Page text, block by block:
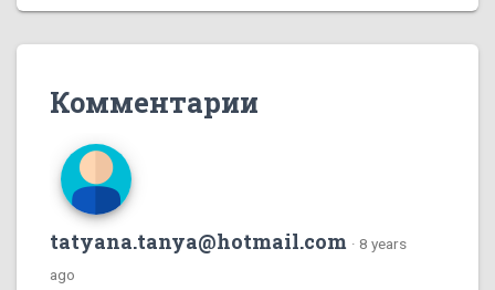
Комментарии
tatyana.tanya@hotmail.com · 8 years
ago